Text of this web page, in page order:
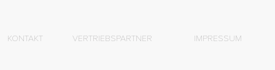
KONTAKT VERTRIEBSPARTNER IMPRESSUM